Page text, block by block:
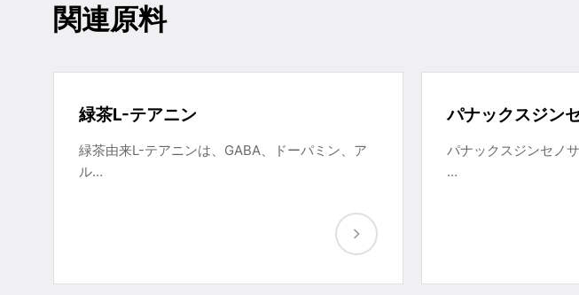
関連原料
緑茶L-テアニン
緑茶由来L-テアニンは、GABA、ドーパミン、ア
ル…
パナックスジン
パナックスジンセノ
…